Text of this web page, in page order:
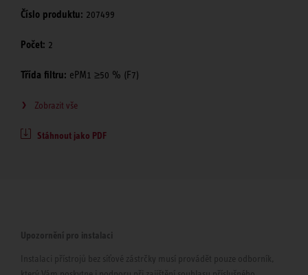
Číslo produktu: 207499
Počet: 2
Třída filtru: ePM1 ≥50 % (F7)
Zobrazit vše
Stáhnout jako PDF
Upozornění pro instalaci
Instalaci přístrojů bez síťové zástrčky musí provádět pouze odborník,